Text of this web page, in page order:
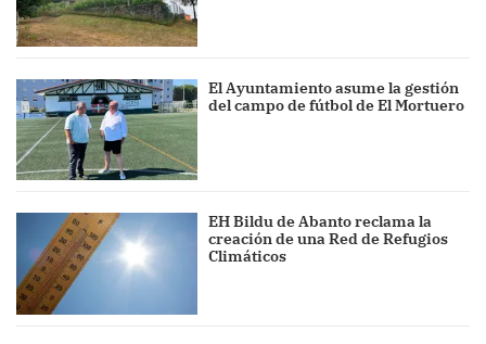
El Ayuntamiento asume la gestión
del campo de fútbol de El Mortuero
EH Bildu de Abanto reclama la
creación de una Red de Refugios
Climáticos